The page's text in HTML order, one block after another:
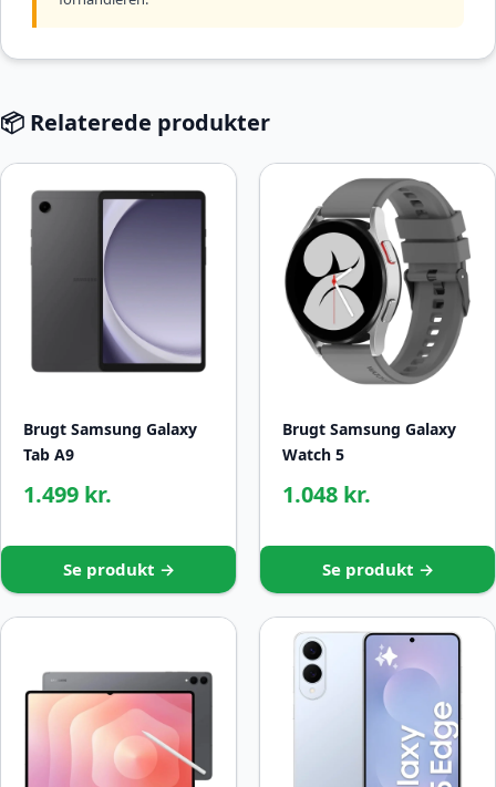
📦 Relaterede produkter
Brugt Samsung Galaxy
Tab A9
1.499 kr.
Se produkt →
Brugt Samsung Galaxy
Watch 5
1.048 kr.
Se produkt →